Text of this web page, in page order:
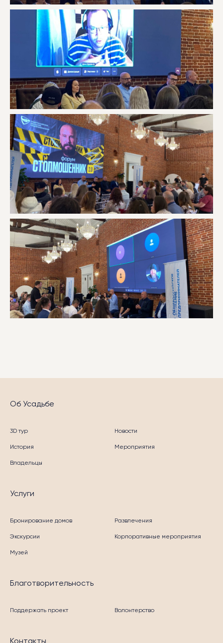
Об Усадьбе
3D тур
История
Владельцы
Новости
Мероприятия
Услуги
Бронирование домов
Экскурсии
Музей
Развлечения
Корпоративные мероприятия
Благотворительность
Поддержать проект Волонтерство
Контакты